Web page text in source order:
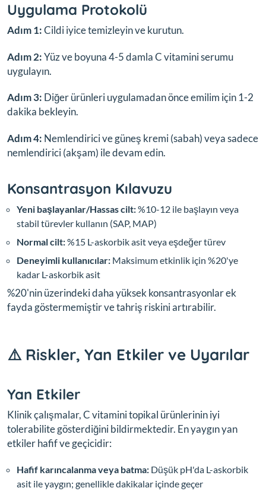
Uygulama Protokolü
Adım 1:Cildi iyice temizleyin ve kurutun.
Adım 2:Yüz ve boyuna 4-5 damla C vitamini serumu
uygulayın.
Adım 3: Diğer ürünleri uygulamadan önce emilim için 1-2
dakika bekleyin.
Adım 4: Nemlendirici ve güneş kremi (sabah) veya sadece
nemlendirici (akşam) ile devam edin.
Konsantrasyon Kılavuzu
Yeni başlayanlar/Hassas cilt:%10-12 ile başlayın veya
stabil türevler kullanın (SAP, MAP)
Normal cilt:%15 L-askorbik asit veya eşdeğer türev
Deneyimli kullanıcılar: Maksimum etkinlik için %20'ye
kadar L-askorbik asit
%20'nin üzerindeki daha yüksek konsantrasyonlar ek
fayda göstermemiştir ve tahriş riskini artırabilir.
⚠️ Riskler, Yan Etkiler ve Uyarılar
Yan Etkiler
Klinik çalışmalar, C vitamini topikal ürünlerinin iyi
tolerabilite gösterdiğini bildirmektedir. En yaygın yan
etkiler hafif ve geçicidir:
Hafif karıncalanma veya batma: Düşük pH'da L-askorbik
asit ile yaygın; genellikle dakikalar içinde geçer